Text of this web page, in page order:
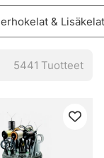
& Lisäkelat
5441 Tuotteet